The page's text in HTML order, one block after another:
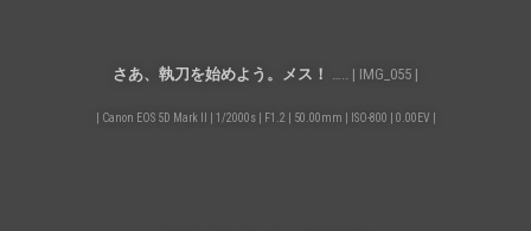
さあ、執刀を始めよう。メス！ ….. | IMG_055 |
| Canon EOS 5D Mark II | 1/2000s | F1.2 | 50.00mm | ISO-800 | 0.00EV |